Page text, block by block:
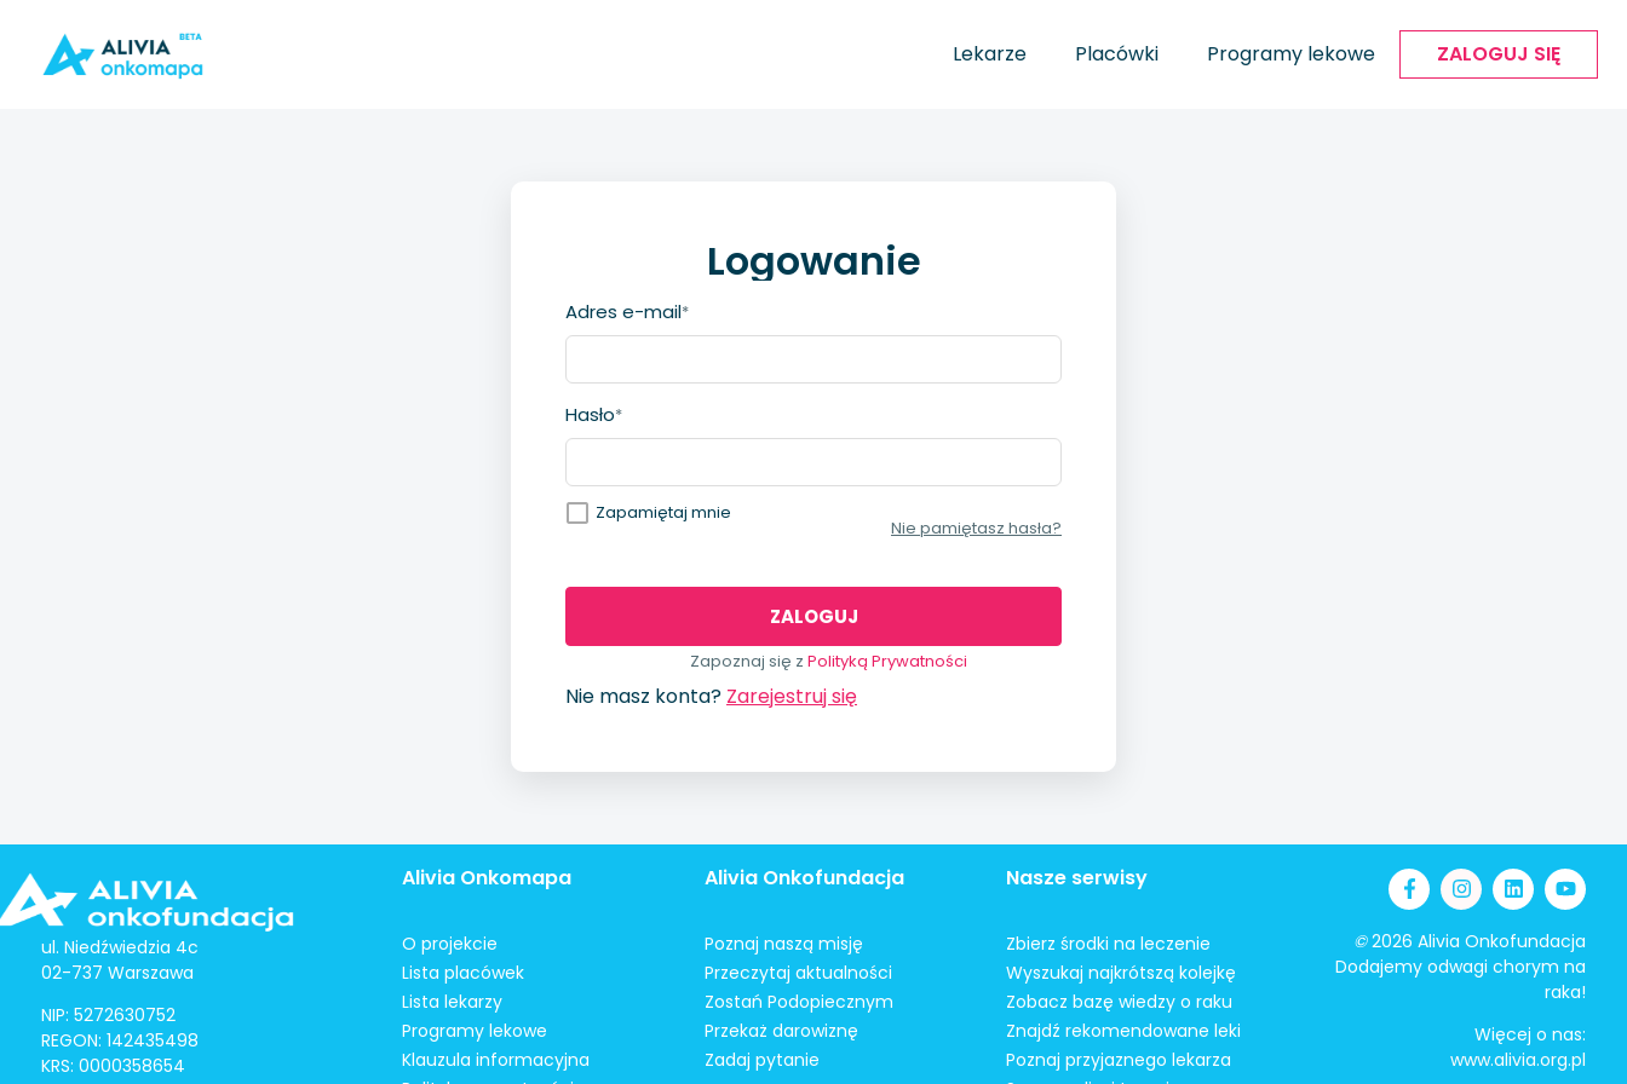
Lekarze Placówki Programy lekowe ZALOGUJ SIĘ
Logowanie
Adres e-mail*
Hasło*
Zapoznaj się z Polityką Prywatności
Nie masz konta? Zarejestruj się
ul. Niedźwiedzia 4c
02-737 Warszawa
NIP: 5272630752
REGON: 142435498
KRS: 0000358654
Alivia Onkomapa
O projekcie
Lista placówek
Lista lekarzy
Programy lekowe
Klauzula informacyjna
Alivia Onkofundacja
Poznaj naszą misję
Przeczytaj aktualności
Zostań Podopiecznym
Przekaż darowiznę
Zadaj pytanie
Nasze serwisy
Zbierz środki na leczenie
Wyszukaj najkrótszą kolejkę
Zobacz bazę wiedzy o raku
Znajdź rekomendowane leki
Poznaj przyjaznego lekarza
©2026 Alivia Onkofundacja
Dodajemy odwagi chorym na
raka!
Więcej o nas:
www.alivia.org.pl